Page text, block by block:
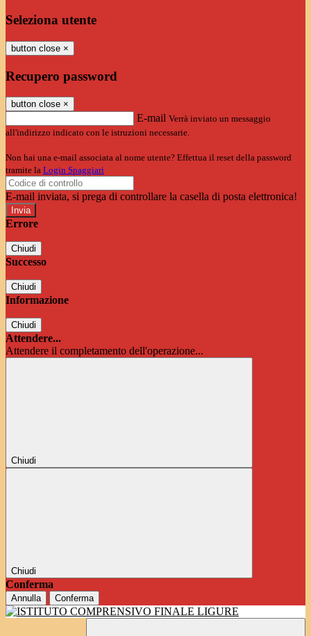
Seleziona utente
button close ×
Recupero password
button close ×
E-mail Verrà inviato un messaggio
all'indirizzo indicato con le istruzioni necessarie.
Non hai una e-mail associata al nome utente? Effettua il reset della password
tramite la Login Spaggiari
E-mail inviata, si prega di controllare la casella di posta elettronica!
Errore
Chiudi
Successo
Chiudi
Informazione
Chiudi
Attendere...
Attendere il completamento dell'operazione...
Chiudi
Chiudi
Conferma
Annulla Conferma